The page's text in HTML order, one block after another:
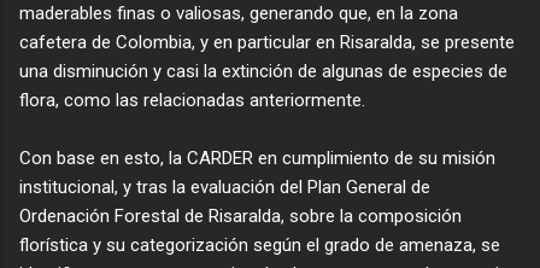
maderables finas o valiosas, generando que, en la zona
cafetera de Colombia, y en particular en Risaralda, se presente
una disminución y casi la extinción de algunas de especies de
flora, como las relacionadas anteriormente.
Con base en esto, la CARDER en cumplimiento de su misión
institucional, y tras la evaluación del Plan General de
Ordenación Forestal de Risaralda, sobre la composición
florística y su categorización según el grado de amenaza, se